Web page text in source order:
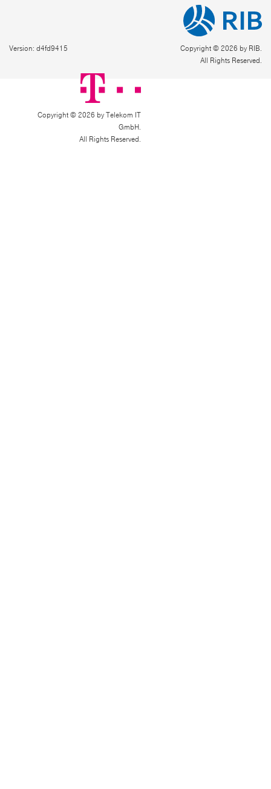
Version: d4fd9415
Copyright © 2026 by RIB.
All Rights Reserved.
Copyright © 2026 by Telekom IT
GmbH.
All Rights Reserved.